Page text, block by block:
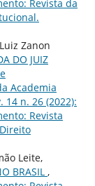
Revista da
Zanon
DO JUIZ
Academia
n. 26 (2022):
Revista
Leite,
BRASIL ,